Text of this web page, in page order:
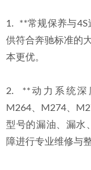
1.  **常规保养与
供符合奔驰标准的
本更优。
2.  **动力系统深
M264、M274、
型号的漏油、漏水
障进行专业维修与整